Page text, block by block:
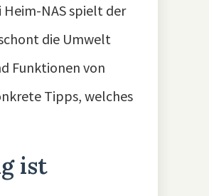
NAS spielt der
die Umwelt
Funktionen von
Tipps, welches
ist